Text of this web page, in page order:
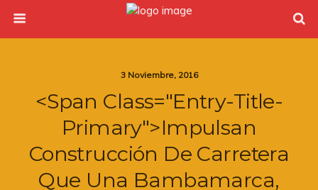
3 Noviembre, 2016
<span Class="entry-Title-
Primary">Impulsan
Construcción De Carretera
Que Una Bambamarca,